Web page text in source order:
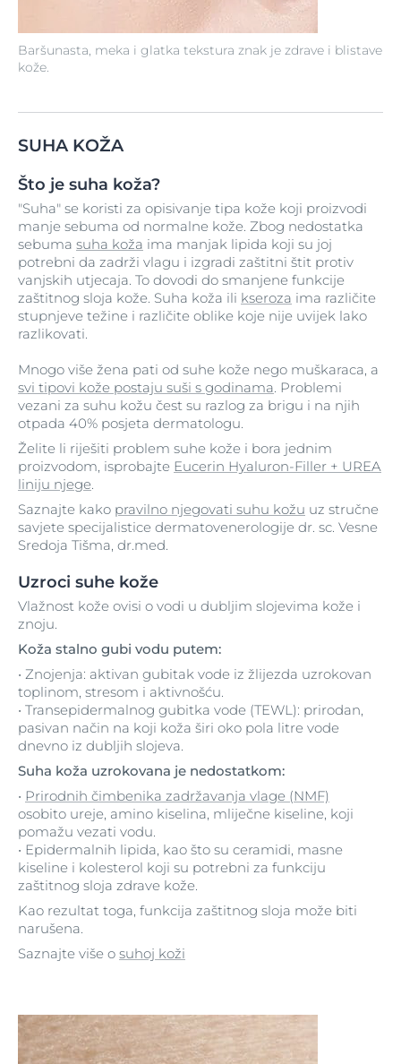
Baršunasta, meka i glatka tekstura znak je zdrave i blistave
kože.
SUHA KOŽA
Što je suha koža?
"Suha" se koristi za opisivanje tipa kože koji proizvodi
manje sebuma od normalne kože. Zbog nedostatka
sebuma suha koža ima manjak lipida koji su joj
potrebni da zadrži vlagu i izgradi zaštitni štit protiv
vanjskih utjecaja. To dovodi do smanjene funkcije
zaštitnog sloja kože. Suha koža ili kseroza ima različite
stupnjeve težine i različite oblike koje nije uvijek lako
razlikovati.
Mnogo više žena pati od suhe kože nego muškaraca, a
svi tipovi kože postaju suši s godinama. Problemi
vezani za suhu kožu čest su razlog za brigu i na njih
otpada 40% posjeta dermatologu.
Želite li riješiti problem suhe kože i bora jednim
proizvodom, isprobajte Eucerin Hyaluron-Filler + UREA
liniju njege.
Saznajte kako pravilno njegovati suhu kožu uz stručne
savjete specijalistice dermatovenerologije dr. sc. Vesne
Sredoja Tišma, dr.med.
Uzroci suhe kože
Vlažnost kože ovisi o vodi u dubljim slojevima kože i
znoju.
Koža stalno gubi vodu putem:
• Znojenja: aktivan gubitak vode iz žlijezda uzrokovan
toplinom, stresom i aktivnošću.
• Transepidermalnog gubitka vode (TEWL): prirodan,
pasivan način na koji koža širi oko pola litre vode
dnevno iz dubljih slojeva.
Suha koža uzrokovana je nedostatkom:
• Prirodnih čimbenika zadržavanja vlage (NMF)
osobito ureje, amino kiselina, mliječne kiseline, koji
pomažu vezati vodu.
• Epidermalnih lipida, kao što su ceramidi, masne
kiseline i kolesterol koji su potrebni za funkciju
zaštitnog sloja zdrave kože.
Kao rezultat toga, funkcija zaštitnog sloja može biti
narušena.
Saznajte više o suhoj koži